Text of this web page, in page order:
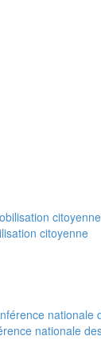
citoyenne
nationale